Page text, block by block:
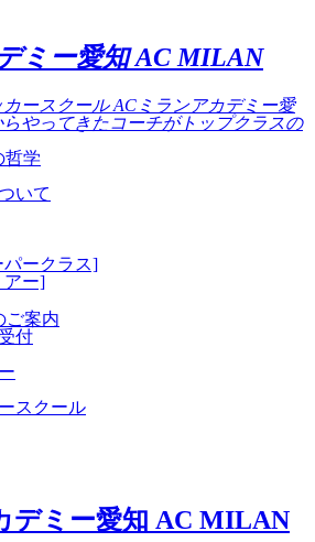
ミー愛知 AC MILAN
ースクール ACミランアカデミー愛
やってきたコーチがトップクラスの
哲学
いて
パークラス]
アー]
ご案内
付
スクール